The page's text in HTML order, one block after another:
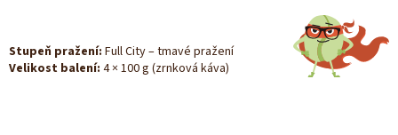
Stupeň pražení: Full City – tmavé pražení
Velikost balení: 4 × 100 g (zrnková káva)